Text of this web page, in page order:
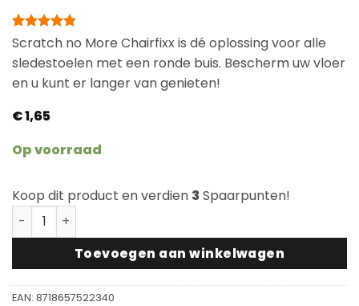
Gewaardeerd
gebaseerd
op
1
klantbeoordeling
Scratch no More Chairfixx is dé oplossing voor alle
sledestoelen met een ronde buis. Bescherm uw vloer
en u kunt er langer van genieten!
€1,65
Op voorraad
Koop dit product en verdien 3Spaarpunten!
Scratch no More Chairfixx 12mm zonder pin aantal
Toevoegen aan winkelwagen
EAN: 8718657522340